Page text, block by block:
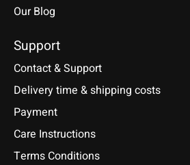
Our Blog
Support
Contact & Support
Delivery time & shipping costs
Payment
Care Instructions
Terms Conditions